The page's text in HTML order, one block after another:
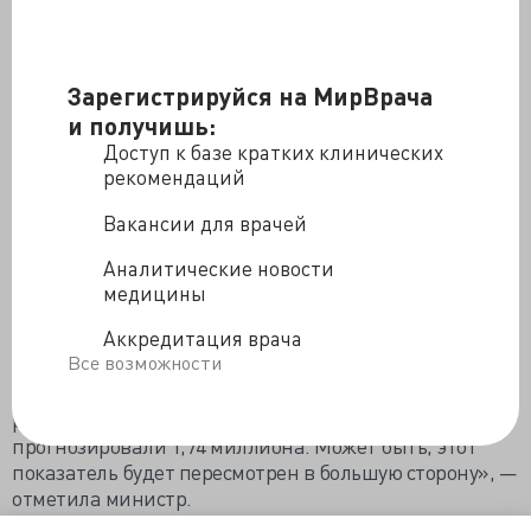
Зарегистрируйся на МирВрача
и получишь:
Доступ к базе кратких клинических
рекомендаций
Вакансии для врачей
Аналитические новости
медицины
Аккредитация врача
Все возможности
говорят о том, что такого внимания к
здравоохранению, таких финансовых вливаний, хотя
и они недостаточны, не было никогда», — сказала
министр. Огромные средства направлены на
развитие здравоохранения, и плоды деятельности
должны быть видны не только при «ближайшем»
В качестве значимых успехов Голикова отметила
и сердечно-сосудистых заболеваний,
зафиксированный в августе и сентябре этого года
родилось 1,789 миллиона малышей, на этот год мы
прогнозировали 1,74 миллиона. Может быть, этот
показатель будет пересмотрен в большую сторону», —
отметила министр.